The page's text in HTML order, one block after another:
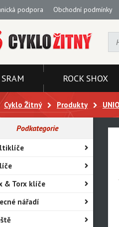
podpora Obchodní podmínky
SRAM ROCK SHOX
Cyklo Žitný Produkty
Podkategorie
& Torx klíče
nářadí